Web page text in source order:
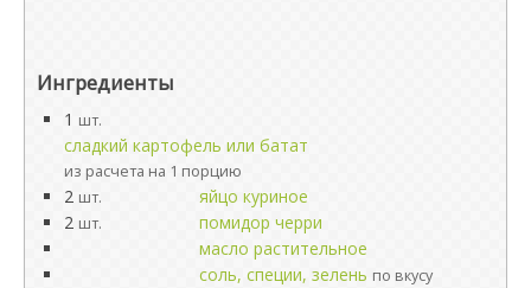
Ингредиенты
1 шт.
сладкий картофель или батат
из расчета на 1 порцию
2 шт.
яйцо куриное
2 шт.
помидор черри
масло растительное
соль, специи, зелень по вкусу